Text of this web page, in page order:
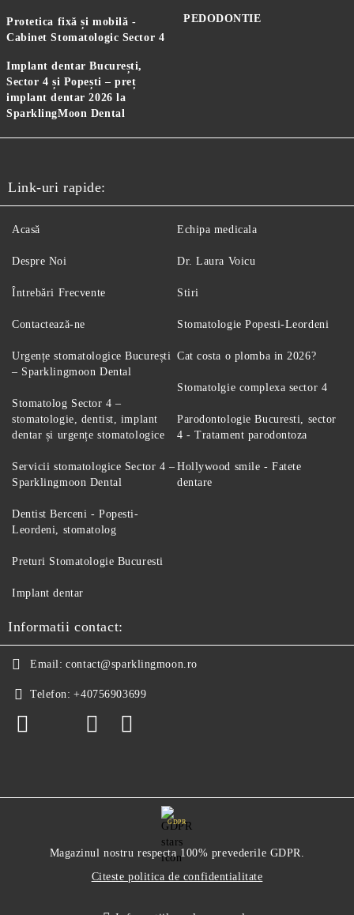
Protetica fixă și mobilă -
Cabinet Stomatologic Sector 4
Implant dentar București,
Sector 4 și Popești – preț
implant dentar 2026 la
SparklingMoon Dental
PEDODONTIE
Link-uri rapide:
Acasă
Despre Noi
Întrebări Frecvente
Contactează-ne
Echipa medicala
Dr. Laura Voicu
Stiri
Stomatologie Popesti-Leordeni
Urgențe stomatologice București
– Sparklingmoon Dental
Stomatolog Sector 4 –
stomatologie, dentist, implant
dentar și urgențe stomatologice
Servicii stomatologice Sector 4 –
Sparklingmoon Dental
Dentist Berceni - Popesti-
Leordeni, stomatolog
Cat costa o plomba in 2026?
Stomatolgie complexa sector 4
Parodontologie Bucuresti, sector
4 - Tratament parodontoza
Hollywood smile - Fatete
dentare
Preturi Stomatologie Bucuresti
Implant dentar
Informatii contact:
Email: contact@sparklingmoon.ro
Telefon: +40756903699
GDPR
Magazinul nostru respecta 100% prevederile GDPR.
Citeste politica de confidentialitate